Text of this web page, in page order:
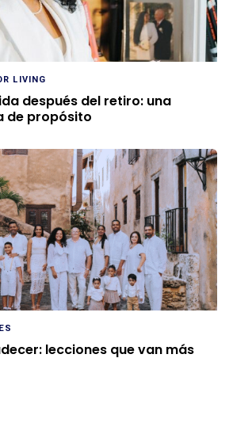
LIVING
después del retiro: una
de propósito
lecciones que van más